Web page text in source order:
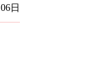
日